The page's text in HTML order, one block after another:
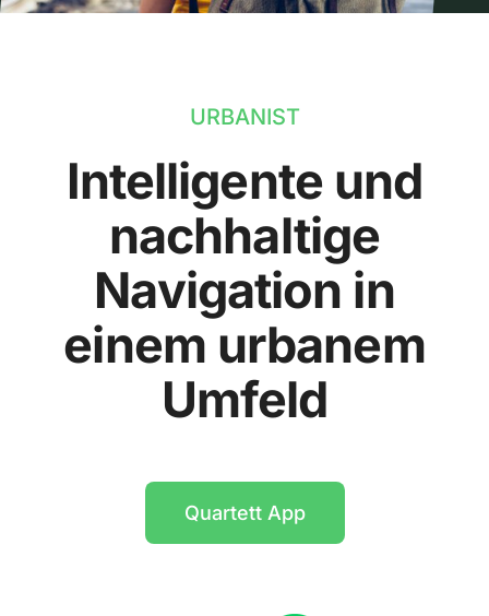
URBANIST
Intelligente und
nachhaltige
Navigation in
einem urbanem
Umfeld
Quartett App